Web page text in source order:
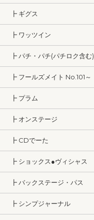
┣ ギグス
┣ ワッツイン
┣ パチ・パチ(パチロク含む)
┣ フールズメイト No.101～
┣ プラム
┣ オンステージ
┣ CDでーた
┣ ショックス●ヴィシャス
┣ バックステージ・パス
┣ シンプジャーナル